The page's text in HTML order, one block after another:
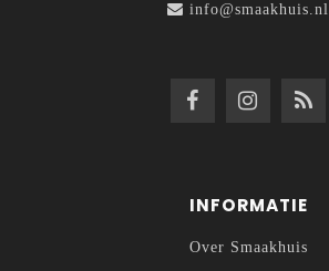
info@smaakhuis.nl
INFORMATIE
Over Smaakhuis